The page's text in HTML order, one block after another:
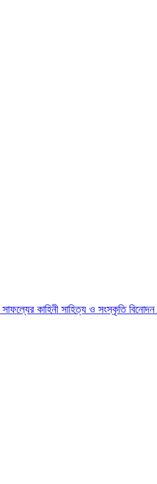
সাফল্যের কাহিনী সাহিত্য ও সংস্কৃতি বিনোদন